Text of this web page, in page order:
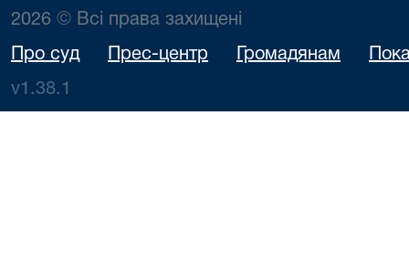
2026 © Всі права захищені
Про суд Прес-центр Громадянам
v1.38.1